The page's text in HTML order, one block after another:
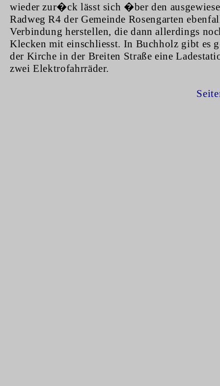
wieder zur�ck lässt sich �ber den
Radweg R4 der Gemeinde Rosengarten
Verbindung herstellen, die dann allerdings
Klecken mit einschliesst. In Buchholz gibt es
der Kirche in der Breiten Straße eine
zwei Elektrofahrräder.